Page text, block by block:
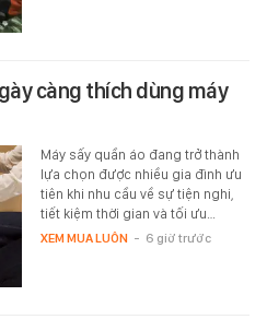
càng thích dùng máy
Máy sấy quần áo đang trở thành
lựa chọn được nhiều gia đình ưu
tiên khi nhu cầu về sự tiện nghi,
tiết kiệm thời gian và tối ưu…
XEM MUA LUÔN - 6 giờ trước